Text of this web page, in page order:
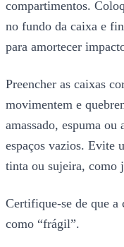
compartimentos.
no fundo da caixa e
para amortecer
Preencher as caixas
movimentem e
amassado, espuma ou
espaços vazios. Evite
tinta ou sujeira, como
Certifique-se de que a
como “frágil”.